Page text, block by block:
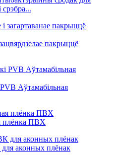
срэбра...
пакрыццё
Аўтамабільная
плёнка ПВХ
аконных плёнак